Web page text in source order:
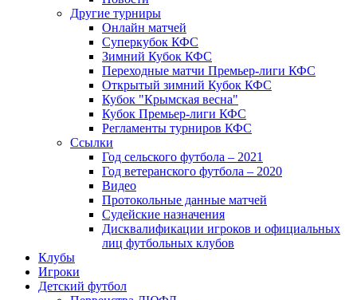
Другие турниры
Онлайн матчей
Суперкубок КФС
Зимний Кубок КФС
Переходные матчи Премьер-лиги КФС
Открытый зимний Кубок КФС
Кубок "Крымская весна"
Кубок Премьер-лиги КФС
Регламенты турниров КФС
Ссылки
Год сельского футбола – 2021
Год ветеранского футбола – 2020
Видео
Протокольные данные матчей
Судейские назначения
Дисквалификации игроков и официальных
лиц футбольных клубов
Клубы
Игроки
Детский футбол